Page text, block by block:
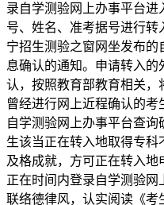
录自学测验网上办事平台进
号、姓名、准考据号进行
宁招生测验之窗网坐发布
息确认的通知。申请转入
认，按照教育部教育相关，
曾经进行网上近程确认的考
自学测验网上办事平台查
生该当正在转入地取得专科
及格成就，方可正在转入地
正在时间内登录自学测验网
联络德律风，认实阅读《